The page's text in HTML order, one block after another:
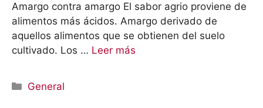
Amargo contra amargo El sabor agrio proviene de
alimentos más ácidos. Amargo derivado de
aquellos alimentos que se obtienen del suelo
cultivado. Los … Leer más
Categorías
General